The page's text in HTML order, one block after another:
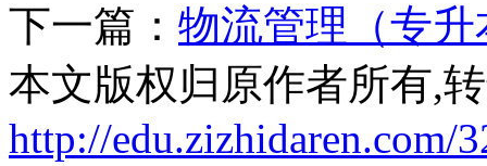
下一篇： 物流管理（专
本文版权归原作者所有,
http://edu.zizhidaren.com/